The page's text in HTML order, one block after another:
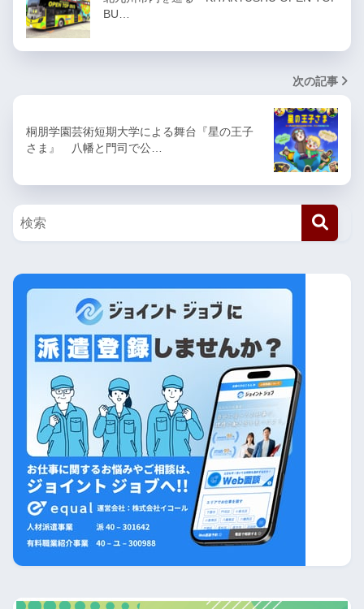
BU…
次の記事
桐朋学園芸術短期大学による舞台『星の王子
さま』 八幡と門司で公…